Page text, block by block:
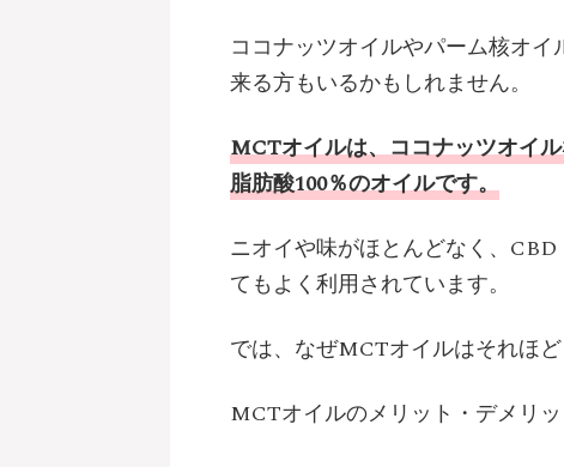
ココナッツオイルやパーム核オ
来る方もいるかもしれません。
MCTオイルは、ココナッツオイ
脂肪酸100％のオイルです。
ニオイや味がほとんどなく、
てもよく利用されています。
では、なぜMCTオイルはそれほ
MCTオイルのメリット・デメリ